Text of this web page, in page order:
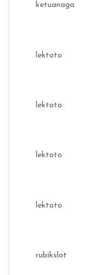
ketuanaga
lektoto
lektoto
lektoto
lektoto
rubikslot